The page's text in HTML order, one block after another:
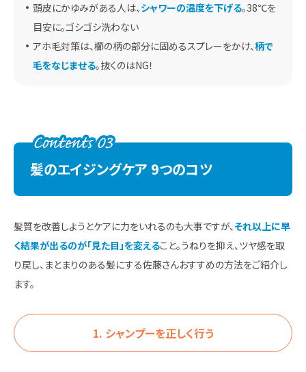
頭皮にかゆみがある人は、シャワーの温度を下げる。38℃を
目安に。ゴシゴシ洗わない
アホ毛対策は、櫛の柄の部分に固めるスプレーをかけ、柄で
毛をなじませる。抜くのはNG！
髪のエイジングケア 9つのコツ
髪質を改善しようとケアに力をいれるのも大事ですが、それ以上に早
く結果が出るのが「見た目」を変えること。うねりを抑え、ツヤ感を取
り戻し、まとまりのある髪にする佐藤さんおすすめの方法をご紹介し
ます。
1. シャンプーを正しく行う